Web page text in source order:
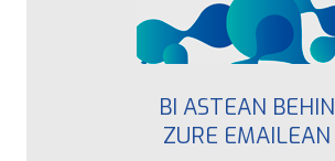
BI ASTEAN BEHIN
ZURE EMAILEAN